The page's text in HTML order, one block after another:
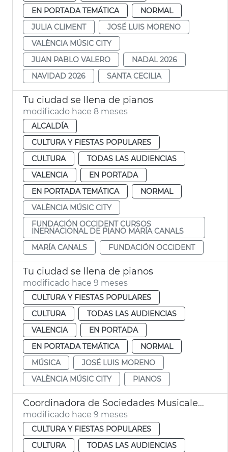
EN PORTADA TEMÁTICA
NORMAL
JULIA CLIMENT
JOSÉ LUIS MORENO
VALÈNCIA MÚSIC CITY
JUAN PABLO VALERO
NADAL 2026
NAVIDAD 2026
SANTA CECILIA
Tu ciudad se llena de pianos
modificado hace 8 meses
ALCALDÍA
CULTURA Y FIESTAS POPULARES
CULTURA
TODAS LAS AUDIENCIAS
VALENCIA
EN PORTADA
EN PORTADA TEMÁTICA
NORMAL
VALÈNCIA MÚSIC CITY
FUNDACIÓN OCCIDENT CURSOS
INERNACIONAL DE PIANO MARÍA CANALS
MARÍA CANALS
FUNDACIÓN OCCIDENT
Tu ciudad se llena de pianos
modificado hace 9 meses
CULTURA Y FIESTAS POPULARES
CULTURA
TODAS LAS AUDIENCIAS
VALENCIA
EN PORTADA
EN PORTADA TEMÁTICA
NORMAL
MÚSICA
JOSÉ LUIS MORENO
VALÈNCIA MÚSIC CITY
PIANOS
Coordinadora de Sociedades Musicales. València Music City
modificado hace 9 meses
CULTURA Y FIESTAS POPULARES
CULTURA
TODAS LAS AUDIENCIAS